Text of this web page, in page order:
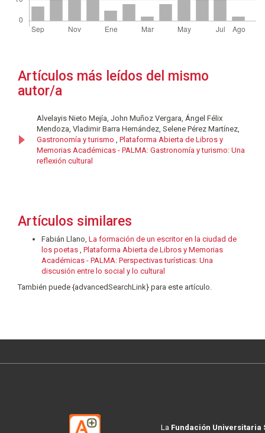
Artículos más leídos del mismo
autor/a
Alvelayis Nieto Mejía, John Muñoz Vergara, Ángel Félix
Mendoza, Vladimir Barra Hernández, Selene Pérez Martínez,
Gastronomía y turismo , Plataforma Abierta de Libros y
Memorias Académicas - PALMA: Gastronomía y turismo: Una
reflexión cultural
Artículos similares
Fabián Llano, La formación de un escritor en la ciudad de
los poetas , Plataforma Abierta de Libros y Memorias
Académicas - PALMA: Perspectivas turísticas: Una
discusión entre lo social y lo cultural
También puede {advancedSearchLink} para este artículo.
La Fundación Universitaria